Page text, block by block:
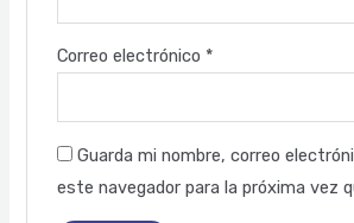
Correo electrónico *
Guarda mi nombre, correo
este navegador para la próxima vez